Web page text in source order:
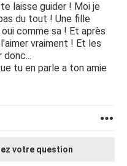
laisse guider ! Moi je
du tout ! Une fille
comme sa ! Et après
vraiment ! Et les
tu en parle a ton amie
votre question